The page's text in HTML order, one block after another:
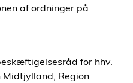
af ordninger på
for hhv.
Midtjylland, Region